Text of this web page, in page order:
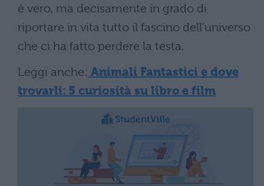
è vero, ma decisamente in grado di
riportare in vita tutto il fascino dell’universo
che ci ha fatto perdere la testa.
Leggi anche: Animali Fantastici e dove
trovarli: 5 curiosità su libro e film